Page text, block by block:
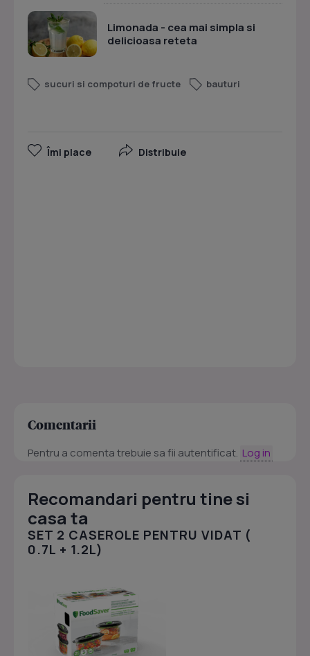
Limonada - cea mai simpla si
delicioasa reteta
sucuri si compoturi de fructe bauturi
Îmi place Distribuie
Comentarii
Pentru a comenta trebuie sa fii autentificat. Log in
Recomandari pentru tine si
casa ta
SET 2 CASEROLE PENTRU VIDAT (
0.7L + 1.2L)